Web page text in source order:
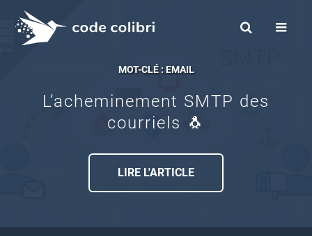
MOT-CLÉ : EMAIL
L’acheminement SMTP des
courriels 🐧
LIRE L'ARTICLE